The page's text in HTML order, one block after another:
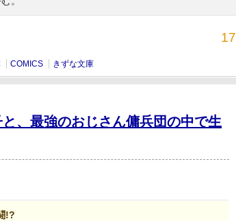
17
COMICS きずな文庫
、最強のおじさん傭兵団の中で生
!?